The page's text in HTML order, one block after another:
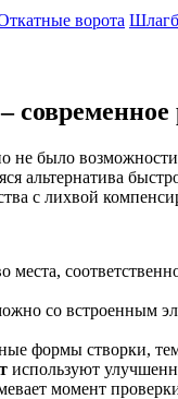
ворота
не было возможности
альтернатива
с лихвой
места,
со встроенным
формы створки,
используют
момент